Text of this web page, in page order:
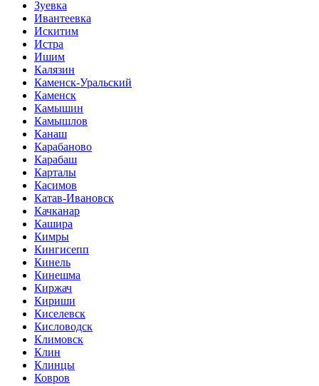
Зуевка
Ивантеевка
Искитим
Истра
Ишим
Калязин
Каменск-Уральский
Каменск
Камышин
Камышлов
Канаш
Карабаново
Карабаш
Карталы
Касимов
Катав-Ивановск
Качканар
Кашира
Кимры
Кингисепп
Кинель
Кинешма
Киржач
Кириши
Киселевск
Кисловодск
Климовск
Клин
Клинцы
Ковров